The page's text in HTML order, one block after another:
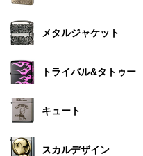
メタルジャケット
トライバル&タトゥー
キュート
スカルデザイン